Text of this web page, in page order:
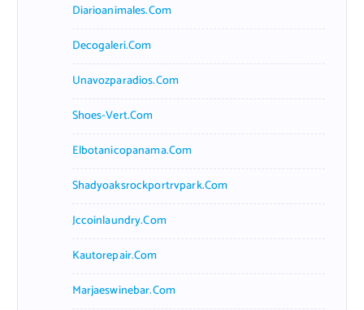
Diarioanimales.com
Decogaleri.com
Unavozparadios.com
Shoes-Vert.com
Elbotanicopanama.com
Shadyoaksrockportrvpark.com
Jccoinlaundry.com
Kautorepair.com
Marjaeswinebar.com